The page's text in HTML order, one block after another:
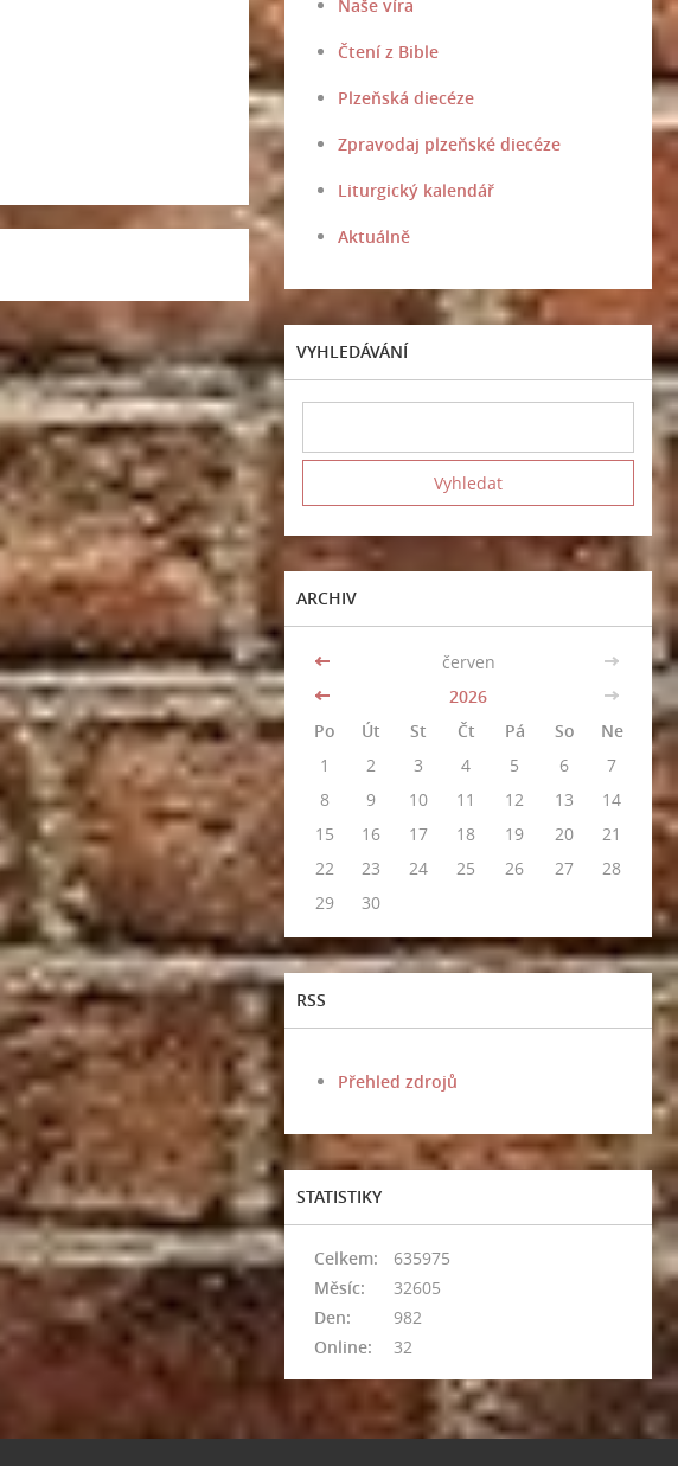
Naše víra
Čtení z Bible
Plzeňská diecéze
Zpravodaj plzeňské diecéze
Liturgický kalendář
Aktuálně
VYHLEDÁVÁNÍ
ARCHIV
<< červen
>>
<<
2026
>>
Po
Út St Čt Pá So
Ne
1
2 3 4 5 6
7
8
9 10 11 12 13
14
15
16 17 18 19 20
21
22
23 24 25 26 27
28
29
30
RSS
Přehled zdrojů
STATISTIKY
Online: 32
Celkem:
635975
Měsíc:
32605
Den:
982